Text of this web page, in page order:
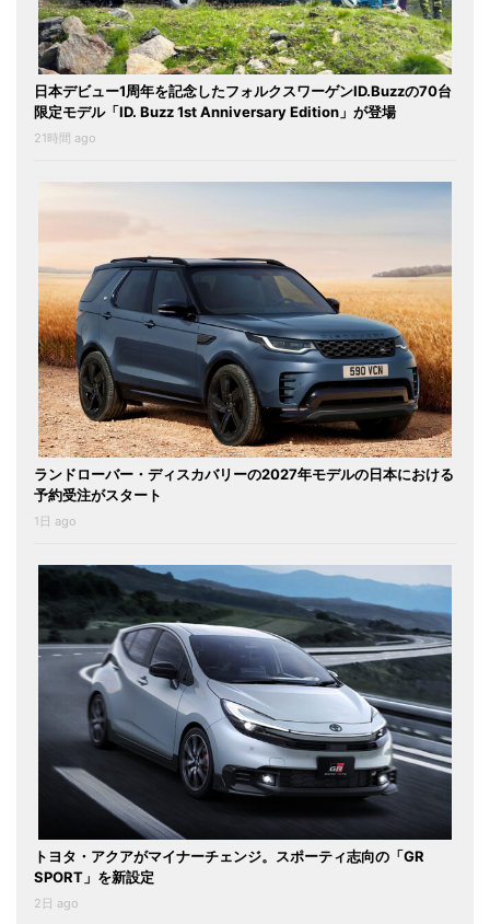
日本デビュー1周年を記念したフォルクスワーゲンID.Buzzの70台
限定モデル「ID. Buzz 1st Anniversary Edition」が登場
21時間 ago
ランドローバー・ディスカバリーの2027年モデルの日本における
予約受注がスタート
1日 ago
トヨタ・アクアがマイナーチェンジ。スポーティ志向の「GR
SPORT」を新設定
2日 ago